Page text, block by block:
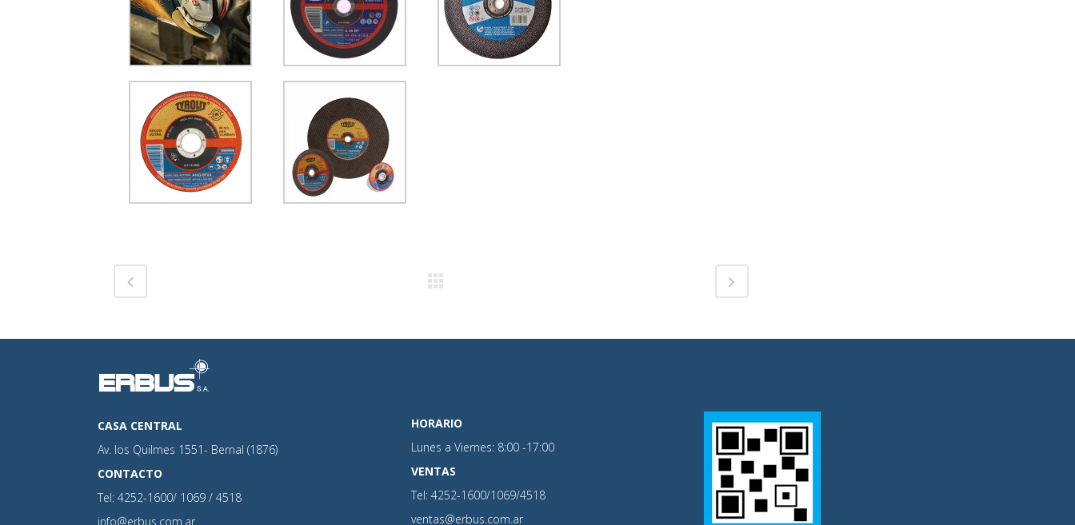
CASA CENTRAL
Av. los Quilmes 1551- Bernal (1876)
CONTACTO
Tel: 4252-1600/ 1069 / 4518
info@erbus.com.ar
HORARIO
Lunes a Viernes: 8:00 -17:00
VENTAS
Tel: 4252-1600/1069/4518
ventas@erbus.com.ar